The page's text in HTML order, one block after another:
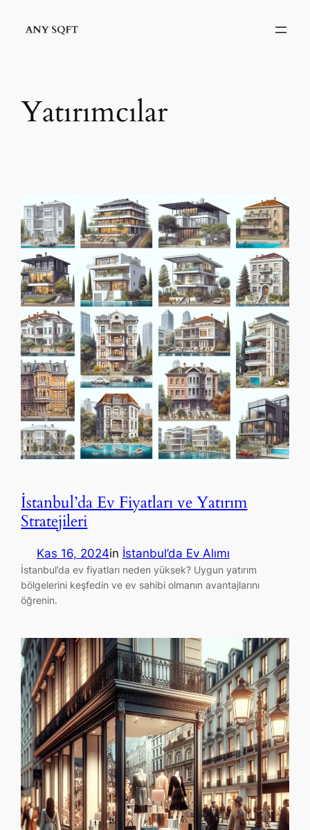
Yatırımcılar
İstanbul’da Ev Fiyatları ve Yatırım
Stratejileri
Kas 16, 2024in İstanbul’da Ev Alımı
İstanbul’da ev fiyatları neden yüksek? Uygun yatırım
bölgelerini keşfedin ve ev sahibi olmanın avantajlarını
öğrenin.